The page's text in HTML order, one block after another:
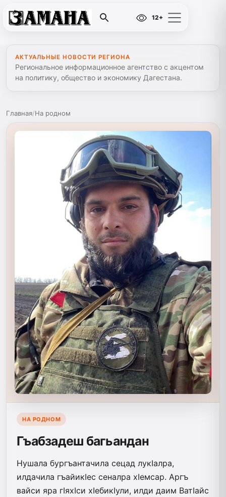
12+
АКТУАЛЬНЫЕ НОВОСТИ РЕГИОНА
Региональное информационное агентство с акцентом
на политику, общество и экономику Дагестана.
Главная/На родном
НА РОДНОМ
Гъабзадеш багьандан
Нушала бургъантачила сецад лукIалра,
илдачила гъайикIес сеналра хIемсар. Аргъ
вайси яра гIяхIси хIебикIули, илди даим ВатIайс